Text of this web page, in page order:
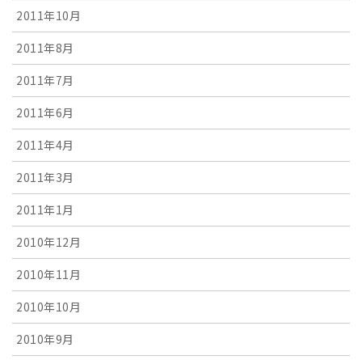
2011年10月
2011年8月
2011年7月
2011年6月
2011年4月
2011年3月
2011年1月
2010年12月
2010年11月
2010年10月
2010年9月